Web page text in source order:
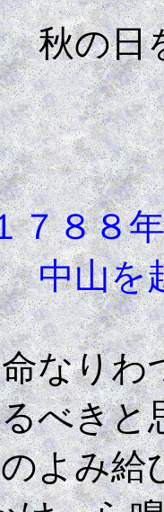
秋の日
８８年
中山を
りわ
べきと
よみ給